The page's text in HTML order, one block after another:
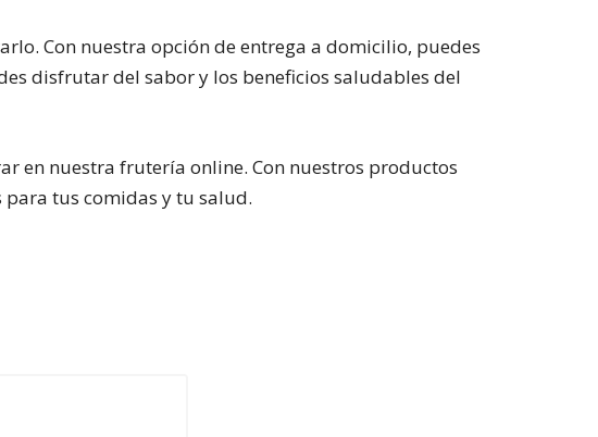
Con nuestra opción de entrega a domicilio, puedes
disfrutar del sabor y los beneficios saludables del
en nuestra frutería online. Con nuestros productos
para tus comidas y tu salud.